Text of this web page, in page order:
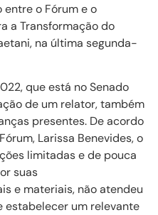
entre o Fórum e o
a Transformação do
na última segunda-
que está no Senado
de um relator, também
presentes. De acordo
Larissa Benevides, o
limitadas e de pouca
suas
e materiais, não atendeu
estabelecer um relevante